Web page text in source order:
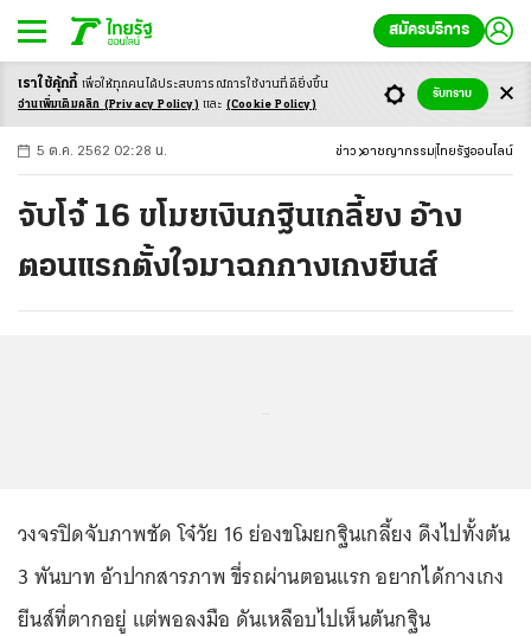
สมัครบริการ
-ก ก ก+
5 ต.ค. 2562 02:28 น. ข่าว อาชญากรรม ไทยรัฐออนไลน์
จับโจ๋ 16 ขโมยเงินกฐินเกลี้ยง อ้าง
ตอนแรกตั้งใจมาฉกกางเกงยีนส์
วงจรปิดจับภาพชัด โจ๋วัย 16 ย่องขโมยกฐินเกลี้ยง ดึงไปทั้งต้น
3 พันบาท อ้าปากสารภาพ ขี่รถผ่านตอนแรก อยากได้กางเกง
ยีนส์ที่ตากอยู่ แต่พอลงมือ ดันเหลือบไปเห็นต้นกฐิน
เราใช้คุ้กกี้ เพื่อให้ทุกคนได้ประสบการณ์การใช้งานที่ดียิ่งขึ้น
อ่านเพิ่มเติมคลิก (Privacy Policy) และ (Cookie Policy)
รับทราบ